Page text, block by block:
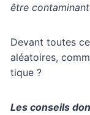
être
Devant toutes
aléatoires,
tique ?
Les conseils